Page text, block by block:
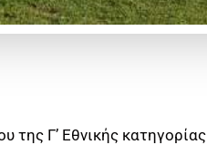
της Γ’ Εθνικής κατηγορίας